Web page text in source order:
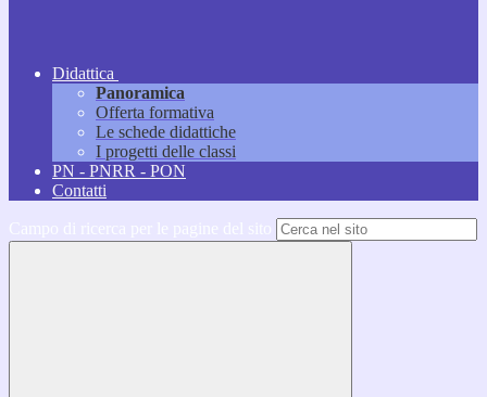
Didattica
Panoramica
Offerta formativa
Le schede didattiche
I progetti delle classi
PN - PNRR - PON
Contatti